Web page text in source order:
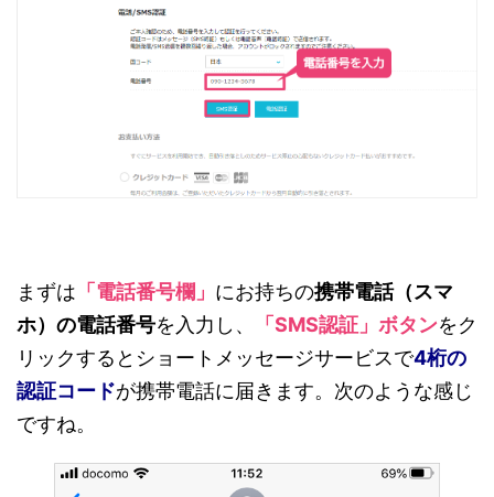
まずは 「電話番号欄」 にお持ちの携帯電話（スマ
ホ）の電話番号を入力し、 「SMS認証」ボタンをク
リックするとショートメッセージサービスで4桁の
認証コードが携帯電話に届きます。次のような感じ
ですね。